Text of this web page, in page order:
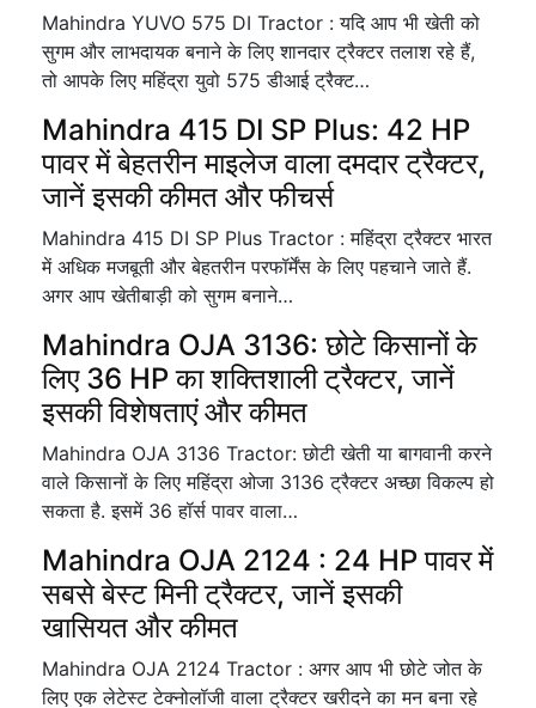
Mahindra YUVO 575 DI Tractor : यदि आप भी खेती को
सुगम और लाभदायक बनाने के लिए शानदार ट्रैक्टर तलाश रहे हैं,
तो आपके लिए महिंद्रा युवो 575 डीआई ट्रैक्ट…
Mahindra 415 DI SP Plus: 42 HP
पावर में बेहतरीन माइलेज वाला दमदार ट्रैक्टर,
जानें इसकी कीमत और फीचर्स
Mahindra 415 DI SP Plus Tractor : महिंद्रा ट्रैक्टर भारत
में अधिक मजबूती और बेहतरीन परफॉर्मेंस के लिए पहचाने जाते हैं.
अगर आप खेतीबाड़ी को सुगम बनाने…
Mahindra OJA 3136: छोटे किसानों के
लिए 36 HP का शक्तिशाली ट्रैक्टर, जानें
इसकी विशेषताएं और कीमत
Mahindra OJA 3136 Tractor: छोटी खेती या बागवानी करने
वाले किसानों के लिए महिंद्रा ओजा 3136 ट्रैक्टर अच्छा विकल्प हो
सकता है. इसमें 36 हॉर्स पावर वाला…
Mahindra OJA 2124 : 24 HP पावर में
सबसे बेस्ट मिनी ट्रैक्टर, जानें इसकी
खासियत और कीमत
Mahindra OJA 2124 Tractor : अगर आप भी छोटे जोत के
लिए एक लेटेस्ट टेक्नोलॉजी वाला ट्रैक्टर खरीदने का मन बना रहे